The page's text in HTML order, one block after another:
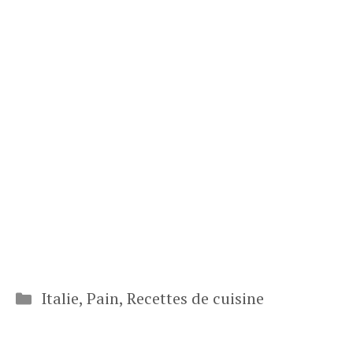
Catégories
Italie, Pain, Recettes de cuisine